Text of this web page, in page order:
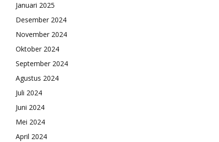
Januari 2025
Desember 2024
November 2024
Oktober 2024
September 2024
Agustus 2024
Juli 2024
Juni 2024
Mei 2024
April 2024